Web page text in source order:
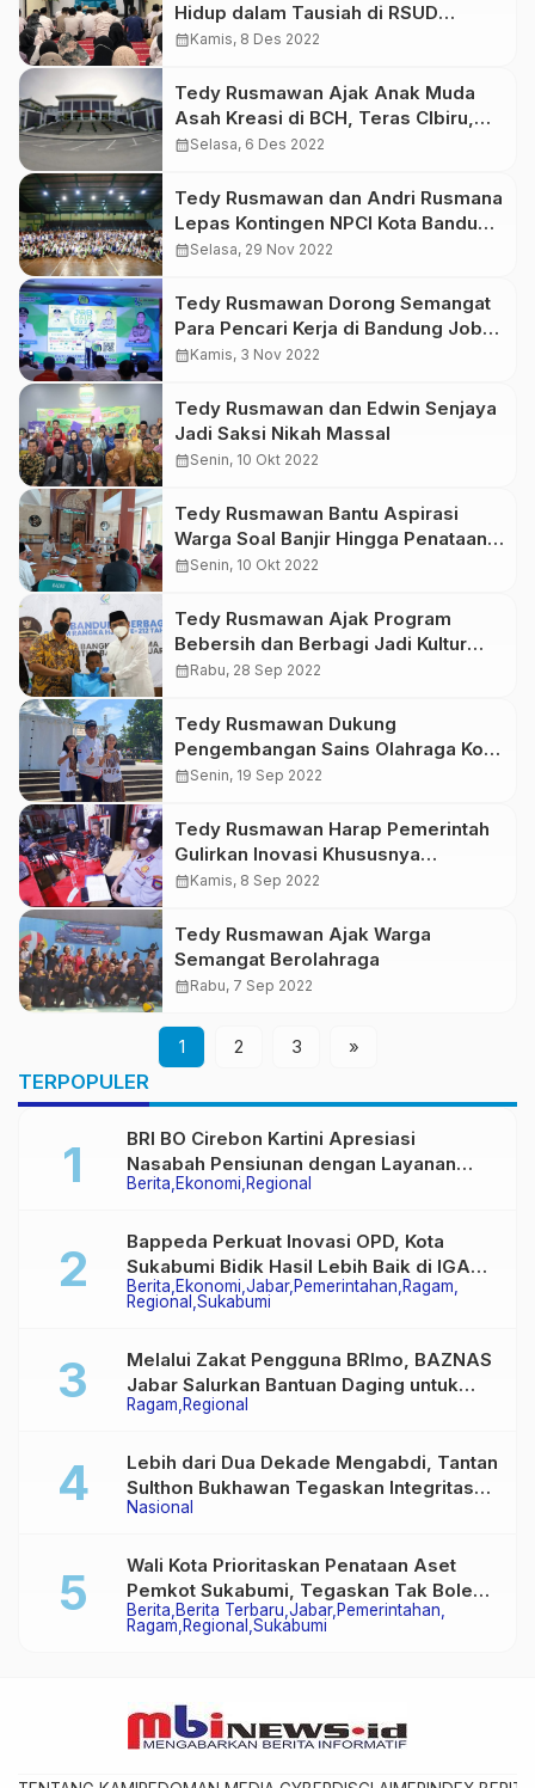
Hidup dalam Tausiah di RSUD
Bandung Kiwari
calendar_monthKamis, 8 Des 2022
Tedy Rusmawan Ajak Anak Muda
Asah Kreasi di BCH, Teras CIbiru,
dan Mayang Sunda
calendar_monthSelasa, 6 Des 2022
Tedy Rusmawan dan Andri Rusmana
Lepas Kontingen NPCI Kota Bandung
ke Peparda
calendar_monthSelasa, 29 Nov 2022
Tedy Rusmawan Dorong Semangat
Para Pencari Kerja di Bandung Job
Fair
calendar_monthKamis, 3 Nov 2022
Tedy Rusmawan dan Edwin Senjaya
Jadi Saksi Nikah Massal
calendar_monthSenin, 10 Okt 2022
Tedy Rusmawan Bantu Aspirasi
Warga Soal Banjir Hingga Penataan
Kewilayahan
calendar_monthSenin, 10 Okt 2022
Tedy Rusmawan Ajak Program
Bebersih dan Berbagi Jadi Kultur
Bandung
calendar_monthRabu, 28 Sep 2022
Tedy Rusmawan Dukung
Pengembangan Sains Olahraga Kota
Bandung
calendar_monthSenin, 19 Sep 2022
Tedy Rusmawan Harap Pemerintah
Gulirkan Inovasi Khususnya
Transportasi Umum
calendar_monthKamis, 8 Sep 2022
Tedy Rusmawan Ajak Warga
Semangat Berolahraga
calendar_monthRabu, 7 Sep 2022
1 2 3 »
TERPOPULER
Berita Ekonomi Regional
BRI BO Cirebon Kartini Apresiasi
Nasabah Pensiunan dengan Layanan
Terpadu, Literasi Keuangan hingga
Berita Ekonomi Jabar Pemerintahan Ragam
Regional Sukabumi
Bappeda Perkuat Inovasi OPD, Kota
Sukabumi Bidik Hasil Lebih Baik di IGA
2026
Ragam Regional
Melalui Zakat Pengguna BRImo, BAZNAS
Jabar Salurkan Bantuan Daging untuk
Masyarakat Desa Ciririp
Nasional
Lebih dari Dua Dekade Mengabdi, Tantan
Sulthon Bukhawan Tegaskan Integritas
Adalah Harga Mati Wartawan
Berita Berita Terbaru Jabar Pemerintahan
Ragam Regional Sukabumi
Wali Kota Prioritaskan Penataan Aset
Pemkot Sukabumi, Tegaskan Tak Boleh
Ada Lagi Sengketa Lahan